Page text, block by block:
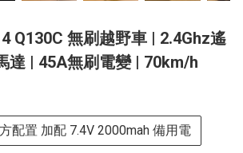
Q130C 無刷越野車 | 2.4Ghz遙
達 | 45A無刷電變 | 70km/h
配置 加配 7.4V 2000mah 備用電